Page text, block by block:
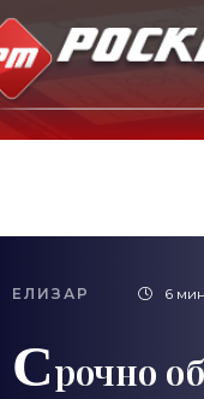
ЕЛИЗАР 6
Срочно